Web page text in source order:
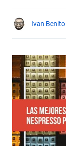
Ivan Benito